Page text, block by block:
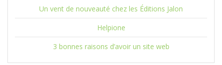
Un vent de nouveauté chez les Éditions Jalon
Helpione
3 bonnes raisons d’avoir un site web